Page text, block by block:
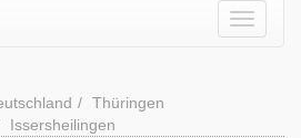
Thüringen
Issersheilingen